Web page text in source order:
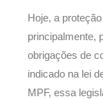
Hoje, a
principalmente,
obrigações de
indicado na lei
MPF, essa